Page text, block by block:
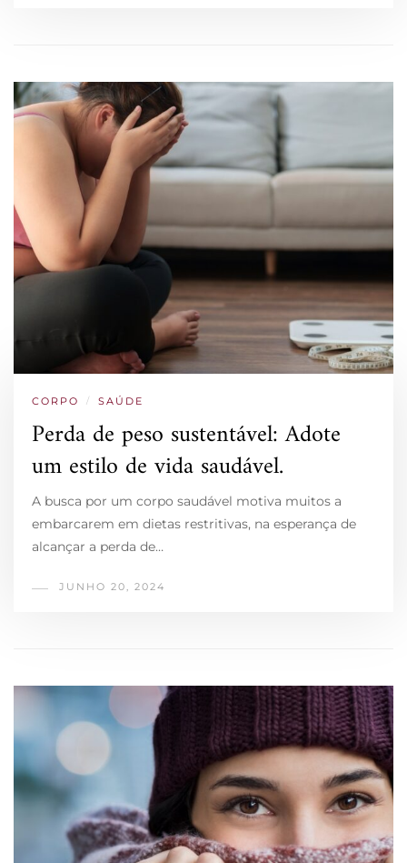
CORPO / SAÚDE
Perda de peso sustentável: Adote
um estilo de vida saudável.
A busca por um corpo saudável motiva muitos a
embarcarem em dietas restritivas, na esperança de
alcançar a perda de…
JUNHO 20, 2024